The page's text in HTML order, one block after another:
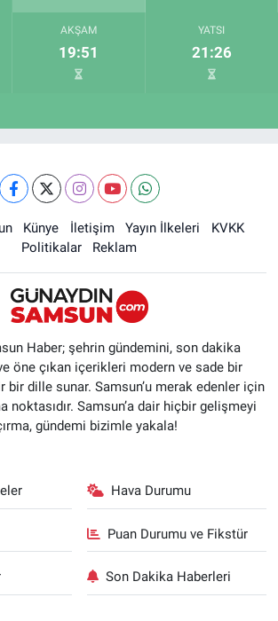
AKŞAM
19:51
YATSI
21:26
Künye İletişim Yayın İlkeleri
KVKK
Politikalar
Reklam
Haber; şehrin gündemini, son dakika
öne çıkan içerikleri modern ve sade bir
bir dille sunar. Samsun’u merak edenler için
noktasıdır. Samsun’a dair hiçbir gelişmeyi
gündemi bizimle yakala!
Hava Durumu
Puan Durumu ve Fikstür
Son Dakika Haberleri